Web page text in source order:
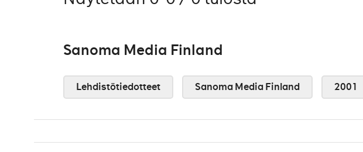
Sanoma Media Finland
Lehdistötiedotteet Sanoma Media Finland 2001